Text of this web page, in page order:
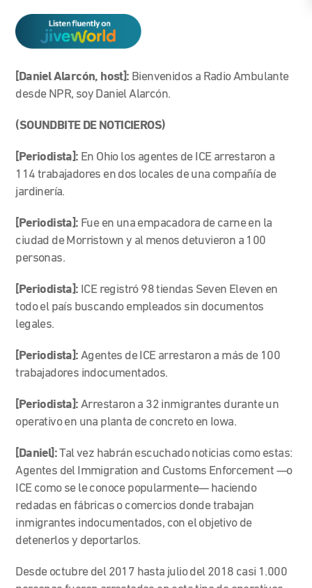
[Daniel Alarcón, host]: Bienvenidos a Radio Ambulante
desde NPR, soy Daniel Alarcón.
(SOUNDBITE DE NOTICIEROS)
[Periodista]: En Ohio los agentes de ICE arrestaron a
114 trabajadores en dos locales de una compañía de
jardinería.
[Periodista]: Fue en una empacadora de carne en la
ciudad de Morristown y al menos detuvieron a 100
personas.
[Periodista]: ICE registró 98 tiendas Seven Eleven en
todo el país buscando empleados sin documentos
legales.
[Periodista]:Agentes de ICE arrestaron a más de 100
trabajadores indocumentados.
[Periodista]:Arrestaron a 32 inmigrantes durante un
operativo en una planta de concreto en Iowa.
[Daniel]:Tal vez habrán escuchado noticias como estas:
Agentes del Immigration and Customs Enforcement —o
ICE como se le conoce popularmente—haciendo
redadas en fábricas o comercios donde trabajan
inmigrantes indocumentados, con el objetivo de
detenerlos y deportarlos.
Desde octubre del 2017 hasta julio del 2018 casi 1.000